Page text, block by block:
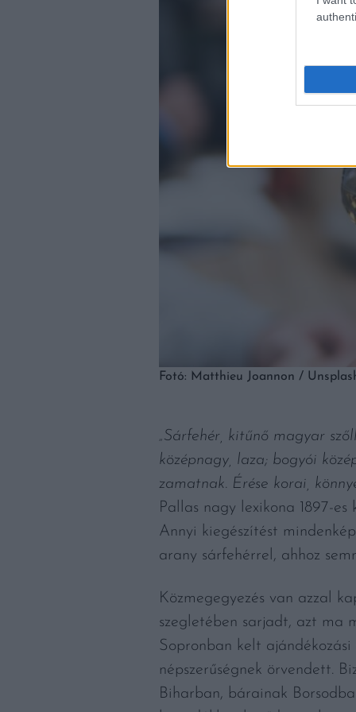
Fotó: Matthieu Joannon /
„Sárfehér, kitűnő magyar
középnagy, laza; bogyói
zamatnak. Érése korai,
Pallas nagy lexikona 1897-
Annyi kiegészítést
arany sárfehérrel, ahhoz
Közmegegyezés van azzal
szegletében sarjadt, azt ma
Sopronban kelt
népszerűségnek örvendett.
Biharban, bárainak